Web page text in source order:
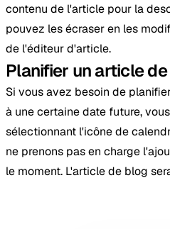
contenu de l'article pour la
pouvez les écraser en les
de l'éditeur d'article.
Planifier un article
Si vous avez besoin de
à une certaine date future,
sélectionnant l'icône de
ne prenons pas en charge
le moment. L'article de blog